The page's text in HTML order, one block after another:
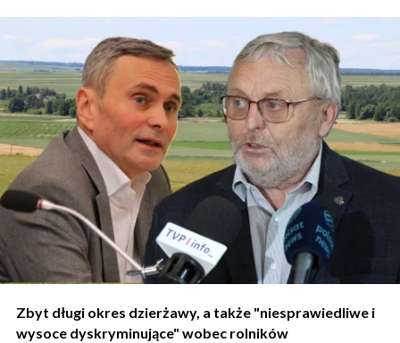
Zbyt długi okres dzierżawy, a także "niesprawiedliwe i
wysoce dyskryminujące" wobec rolników